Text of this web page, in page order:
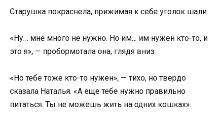
Старушка покраснела, прижимая к себе уголок шали.
«Ну… мне много не нужно. Но им… им нужен кто-то, и
это я», — пробормотала она, глядя вниз.
«Но тебе тоже кто-то нужен», — тихо, но твердо
сказала Наталья. «А еще тебе нужно правильно
питаться. Ты не можешь жить на одних кошках».